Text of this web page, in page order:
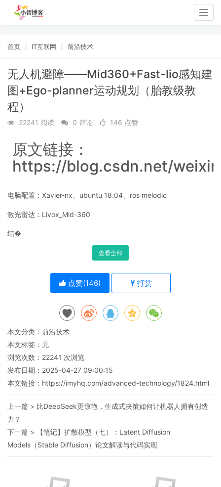
首页 IT互联网 前沿技术
无人机避障——Mid360+Fast-lio感知建
图+Ego-planner运动规划（胎教级教
程）
22241 阅读 0 评论 146 点赞
原文链接：
https://blog.csdn.net/
电脑配置：Xavier-nx、ubuntu 18.04、ros melodic
激光雷达：Livox_Mid-360
结�
查看全部
点赞(146) 打赏
本文分类： 前沿技术
本文标签：无
浏览次数： 22241 次浏览
发布日期：2025-04-27 09:00:15
本文链接： https://imyhq.com/advanced-technology/1824.html
上一篇 > 比DeepSeek更惊艳，生成式决策如何让机器人拥有创造
力？
下一篇 >
【笔记】扩散模型（七）：Latent Diffusion
Models（Stable Diffusion）论文解读与代码实现